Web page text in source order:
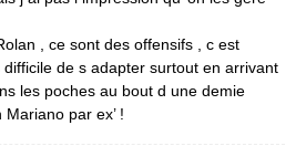
, ce sont des offensifs , c est
de s adapter surtout en arrivant
les poches au bout d une demie
Mariano par ex’ !